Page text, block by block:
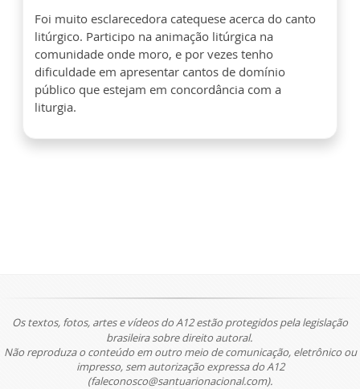
Foi muito esclarecedora catequese acerca do canto
litúrgico. Participo na animação litúrgica na
comunidade onde moro, e por vezes tenho
dificuldade em apresentar cantos de domínio
público que estejam em concordância com a
liturgia.
Os textos, fotos, artes e vídeos do A12 estão protegidos pela legislação
brasileira sobre direito autoral.
Não reproduza o conteúdo em outro meio de comunicação, eletrônico ou
impresso, sem autorização expressa do A12
(faleconosco@santuarionacional.com).